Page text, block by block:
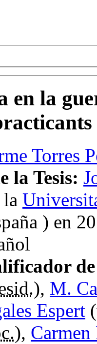
en la
Torres
la Tesis:
) en
de
), M.
Espert (
), Carmen